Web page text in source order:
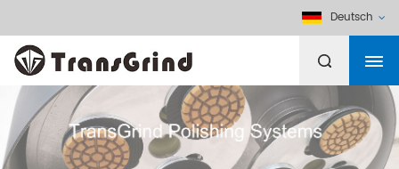
Deutsch